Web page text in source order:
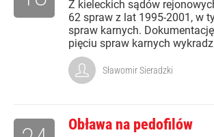
Z kieleckich sądów
62 spraw z lat 1995-2001, w
spraw karnych.
pięciu spraw karnych
Sławomir Sieradzki
Obława na pedofilów